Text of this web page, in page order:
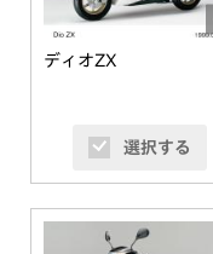
ディオZX
選択する